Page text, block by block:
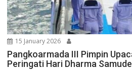
15 January 2026
Pangkoarmada III Pimpin
Peringati Hari Dharma